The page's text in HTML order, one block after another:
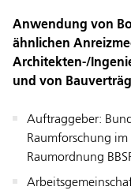
Anwendung von
ähnlichen
Architekten-/
und von
­Auftraggeber:
Raumforschung
Raumordnung